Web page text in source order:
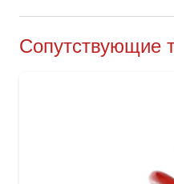
Сопутствующие